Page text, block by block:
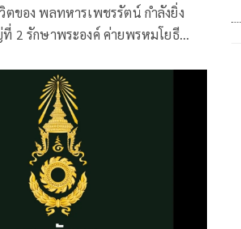
ตของ พลทหารเพชรรัตน์ กำลังยิ่ง
2 รักษาพระองค์ ค่ายพรหมโยธี
องรอยการทำร้ายร่างกาย ไม่มีสมอง
นสมอง แพทย์ลงความเห็นถึงสาเหตุ
วะหัวใจวายเฉียบพลัน